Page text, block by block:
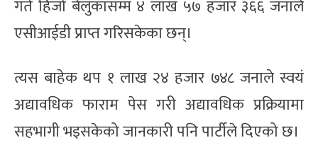
गते हिजो बेलुकासम्म ४ लाख ५७ हजार ३६६ जनाले
एसीआईडी प्राप्त गरिसकेका छन्।
त्यस बाहेक थप १ लाख २४ हजार ७४८ जनाले स्वयं
अद्यावधिक फाराम पेस गरी अद्यावधिक प्रक्रियामा
सहभागी भइसकेको जानकारी पनि पार्टीले दिएको छ।